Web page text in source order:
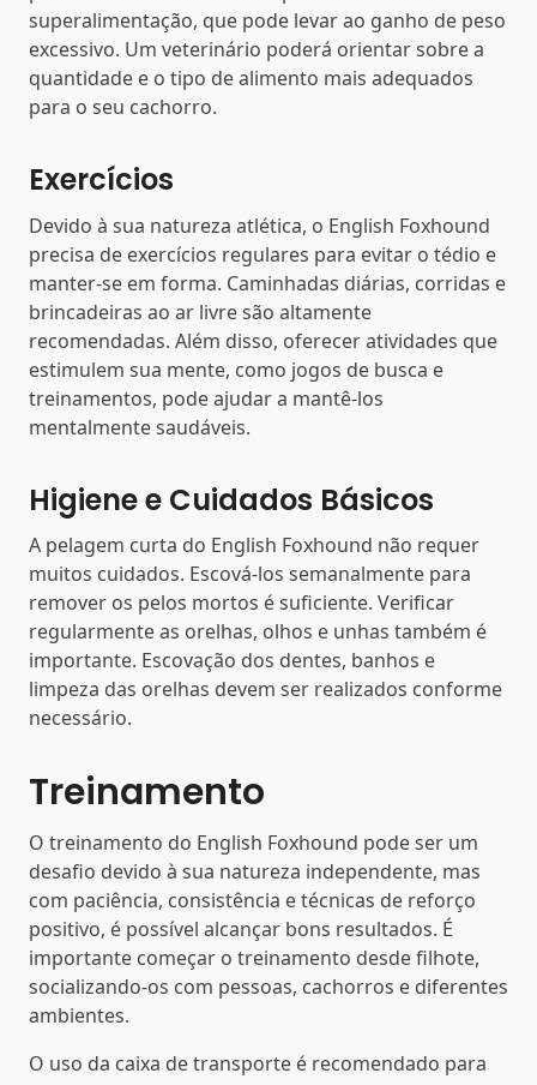
superalimentação, que pode levar ao ganho de peso
excessivo. Um veterinário poderá orientar sobre a
quantidade e o tipo de alimento mais adequados
para o seu cachorro.
Exercícios
Devido à sua natureza atlética, o English Foxhound
precisa de exercícios regulares para evitar o tédio e
manter-se em forma. Caminhadas diárias, corridas e
brincadeiras ao ar livre são altamente
recomendadas. Além disso, oferecer atividades que
estimulem sua mente, como jogos de busca e
treinamentos, pode ajudar a mantê-los
mentalmente saudáveis.
Higiene e Cuidados Básicos
A pelagem curta do English Foxhound não requer
muitos cuidados. Escová-los semanalmente para
remover os pelos mortos é suficiente. Verificar
regularmente as orelhas, olhos e unhas também é
importante. Escovação dos dentes, banhos e
limpeza das orelhas devem ser realizados conforme
necessário.
Treinamento
O treinamento do English Foxhound pode ser um
desafio devido à sua natureza independente, mas
com paciência, consistência e técnicas de reforço
positivo, é possível alcançar bons resultados. É
importante começar o treinamento desde filhote,
socializando-os com pessoas, cachorros e diferentes
ambientes.
O uso da caixa de transporte é recomendado para